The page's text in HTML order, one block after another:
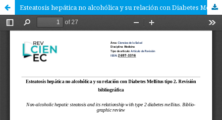
Esteatosis hepática no alcohólica y su relación con Diabetes Mellitus tipo 2. Revisión bibliográfica